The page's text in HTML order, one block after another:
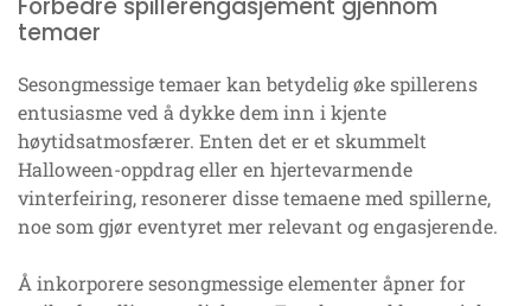
temaer
Sesongmessige temaer kan betydelig øke spillerens
entusiasme ved å dykke dem inn i kjente
høytidsatmosfærer. Enten det er et skummelt
Halloween-oppdrag eller en hjertevarmende
vinterfeiring, resonerer disse temaene med spillerne,
noe som gjør eventyret mer relevant og engasjerende.
Å inkorporere sesongmessige elementer åpner for